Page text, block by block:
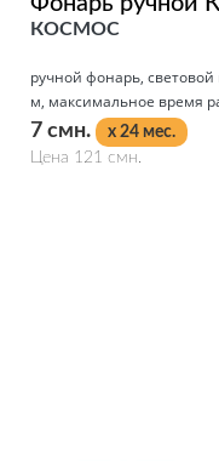
КОСМОС
ручной фонарь,
м, максимальное время
7 смн.
x 24 мес.
Цена 121 смн.